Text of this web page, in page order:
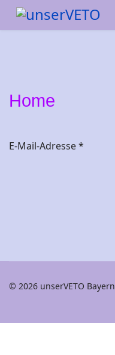
Home
E-Mail-Adresse*
© 2026 unserVETO Bayern